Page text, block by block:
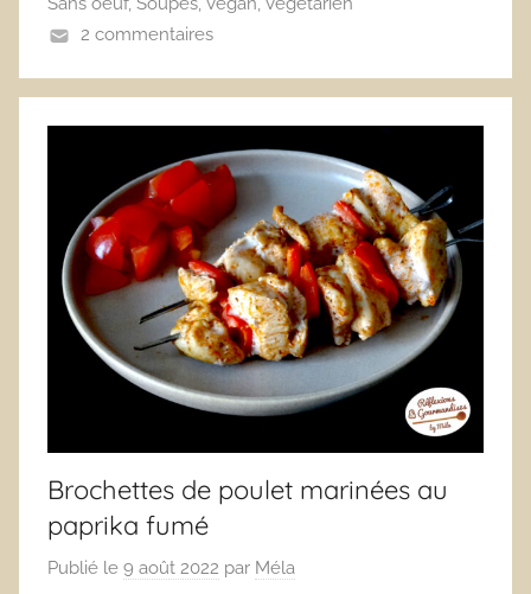
2 commentaires
Brochettes de poulet marinées au
paprika fumé
Publié le 9 août 2022 par Méla